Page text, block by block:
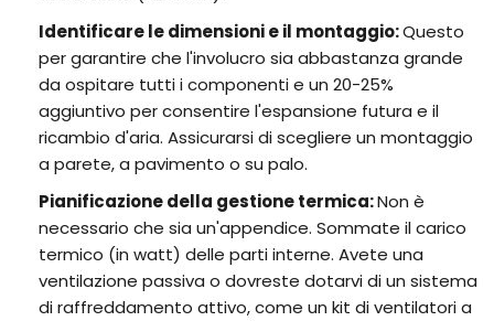
Identificare le dimensioni e il montaggio:Questo
per garantire che l'involucro sia abbastanza grande
da ospitare tutti i componenti e un 20-25%
aggiuntivo per consentire l'espansione futura e il
ricambio d'aria. Assicurarsi di scegliere un montaggio
a parete, a pavimento o su palo.
Pianificazione della gestione termica:Non è
necessario che sia un'appendice. Sommate il carico
termico (in watt) delle parti interne. Avete una
ventilazione passiva o dovreste dotarvi di un sistema
di raffreddamento attivo, come un kit di ventilatori a